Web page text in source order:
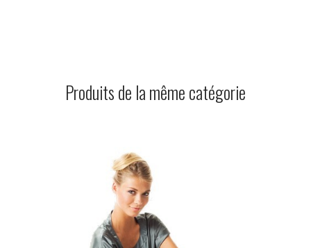
Produits de la même catégorie